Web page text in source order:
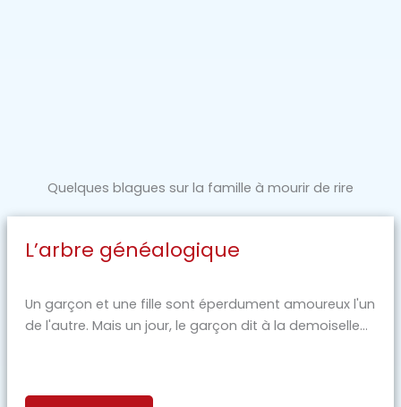
Quelques blagues sur la famille à mourir de rire
L’arbre généalogique
Un garçon et une fille sont éperdument amoureux l'un
de l'autre. Mais un jour, le garçon dit à la demoiselle...